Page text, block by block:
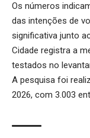
Os números
das intenções de
significativa junto
Cidade registra a
testados no
A pesquisa foi
2026, com 3.003